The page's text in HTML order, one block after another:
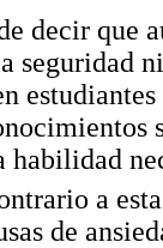
decir que
seguridad
habilidad
a
de